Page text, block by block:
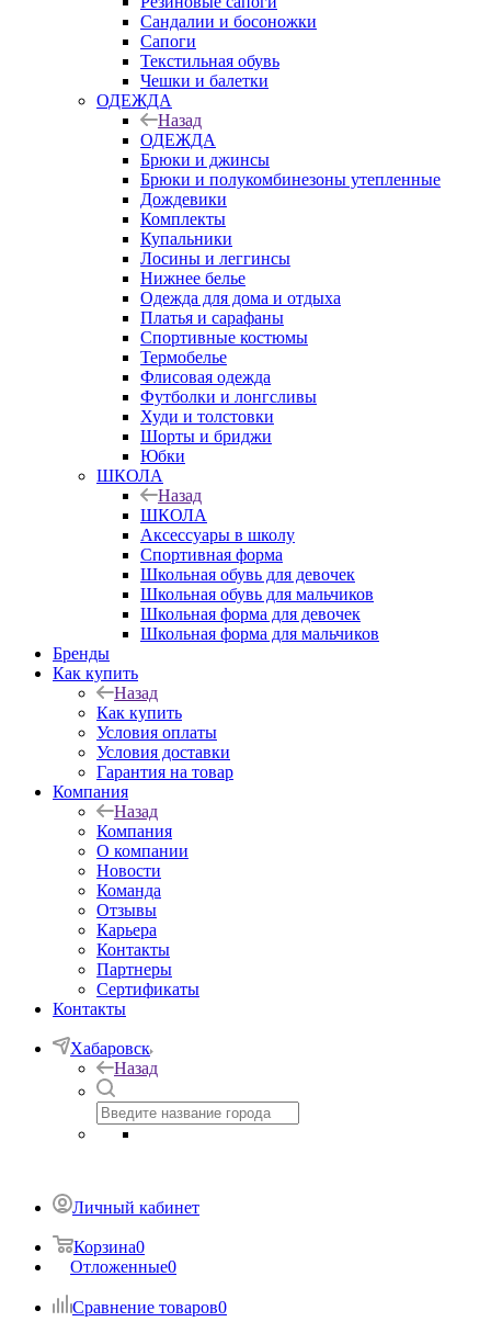
Сандалии и босоножки
Сапоги
Текстильная обувь
Чешки и балетки
ОДЕЖДА
Назад
ОДЕЖДА
Брюки и джинсы
Брюки и полукомбинезоны утепленные
Дождевики
Комплекты
Купальники
Лосины и леггинсы
Нижнее белье
Одежда для дома и отдыха
Платья и сарафаны
Спортивные костюмы
Термобелье
Флисовая одежда
Футболки и лонгсливы
Худи и толстовки
Шорты и бриджи
Юбки
ШКОЛА
Назад
ШКОЛА
Аксессуары в школу
Спортивная форма
Школьная обувь для девочек
Школьная обувь для мальчиков
Школьная форма для девочек
Школьная форма для мальчиков
Бренды
Как купить
Назад
Как купить
Условия оплаты
Условия доставки
Гарантия на товар
Компания
Назад
Компания
О компании
Новости
Команда
Отзывы
Карьера
Контакты
Партнеры
Сертификаты
Контакты
Хабаровск
Назад
Личный кабинет
Корзина0
Отложенные0
Сравнение товаров0